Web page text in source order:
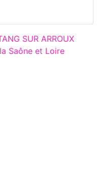
SUR ARROUX
Saône et Loire